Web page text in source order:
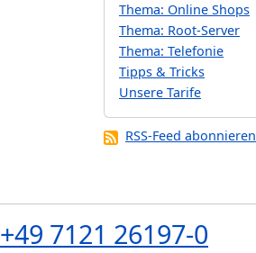
Thema: Online Shops
Thema: Root-Server
Thema: Telefonie
Tipps & Tricks
Unsere Tarife
RSS-Feed abonnieren
+49 7121 26197-0